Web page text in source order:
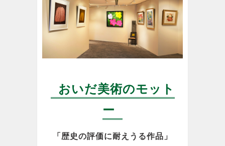
おいだ美術のモット
ー
「歴史の評価に耐えうる作品」